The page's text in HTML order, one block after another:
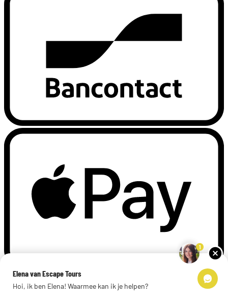
1
Elena van Escape Tours
Hoi, ik ben Elena! Waarmee kan ik je helpen?